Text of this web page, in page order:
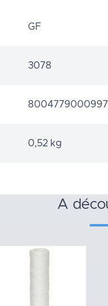
GF
3078
8004779000997
0,52 kg
a